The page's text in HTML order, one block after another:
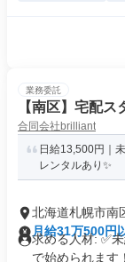
業務委託
【南区】宅配
合同会社brilliant
日給13,500円｜
レンタルあり✨
北海道札幌市南
月給31万500円
求める人材: ✅
で始められます